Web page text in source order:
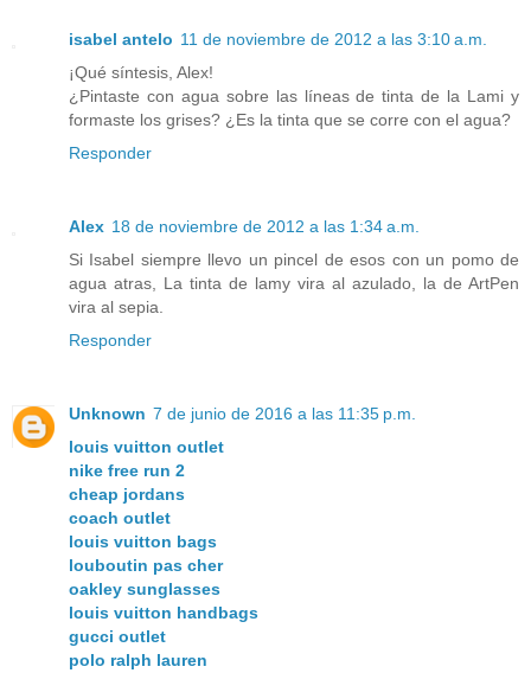
isabel antelo 11 de noviembre de 2012 a las 3:10 a.m.
¡Qué síntesis, Alex!
¿Pintaste con agua sobre las líneas de tinta de la Lami y
formaste los grises? ¿Es la tinta que se corre con el agua?
Responder
Alex 18 de noviembre de 2012 a las 1:34 a.m.
Si Isabel siempre llevo un pincel de esos con un pomo de
agua atras, La tinta de lamy vira al azulado, la de ArtPen
vira al sepia.
Responder
Unknown 7 de junio de 2016 a las 11:35 p.m.
louis vuitton outlet
nike free run 2
cheap jordans
coach outlet
louis vuitton bags
louboutin pas cher
oakley sunglasses
louis vuitton handbags
gucci outlet
polo ralph lauren